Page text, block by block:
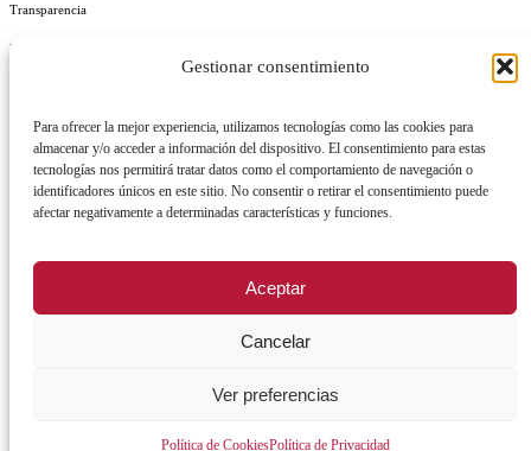
Gestionar consentimiento
Para ofrecer la mejor experiencia, utilizamos tecnologías como las cookies para
almacenar y/o acceder a información del dispositivo. El consentimiento para estas
tecnologías nos permitirá tratar datos como el comportamiento de navegación o
identificadores únicos en este sitio. No consentir o retirar el consentimiento puede
afectar negativamente a determinadas características y funciones.
Aceptar
Cancelar
Ver preferencias
Política de CookiesPolítica de Privacidad
Transparencia
Perfil del contratante
Identidad Corporativa
AVISO LEGAL
POLÍTICA DE SEGURIDAD